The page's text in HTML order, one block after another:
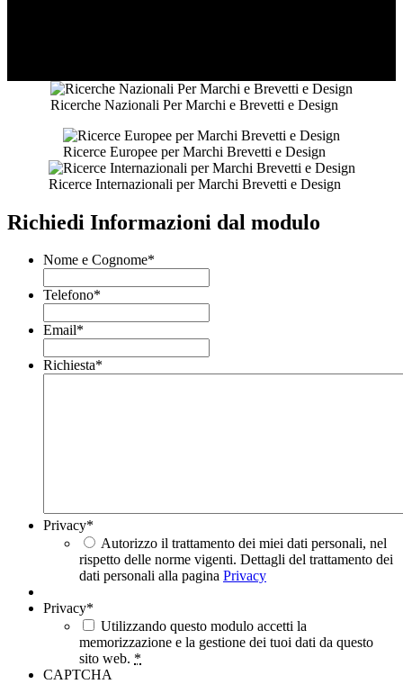
Ricerche Nazionali Per Marchi e Brevetti e Design
Ricerce Europee per Marchi Brevetti e Design
Ricerce Internazionali per Marchi Brevetti e Design
Richiedi Informazioni dal modulo
Nome e Cognome*
Telefono*
Email*
Richiesta*
Privacy*
Autorizzo il trattamento dei miei dati personali, nel
rispetto delle norme vigenti. Dettagli del trattamento dei
dati personali alla pagina Privacy
Privacy*
Utilizzando questo modulo accetti la
memorizzazione e la gestione dei tuoi dati da questo
sito web. *
CAPTCHA